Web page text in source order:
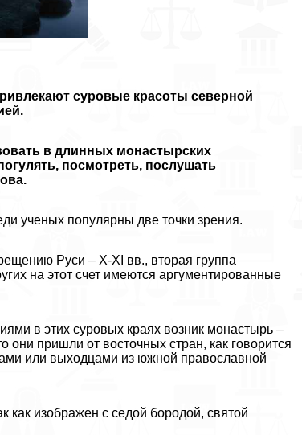
суровые красоты северной
в длинных монастырских
посмотреть, послушать
ученых популярны две точки зрения.
Руси – X-XI вв., вторая группа
на этот счет имеются аргументированные
в этих суровых краях возник монастырь –
пришли от восточных стран, как говорится
или выходцами из южной православной
как изображен с седой бородой, святой